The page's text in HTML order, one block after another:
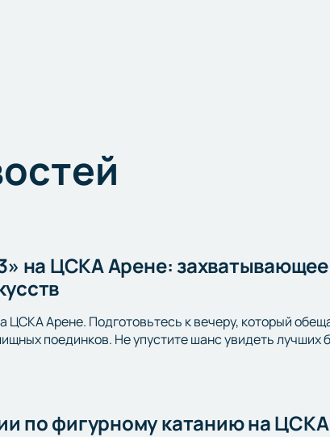
на ЦСКА Арене: захватывающее
ЦСКА Арене. Подготовьтесь к вечеру, который
поединков. Не упустите шанс увидеть лучших
по фигурному катанию на